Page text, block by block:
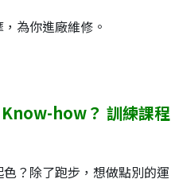
為你進廠維修。
how？ 訓練課程
？除了跑步，想做點別的運